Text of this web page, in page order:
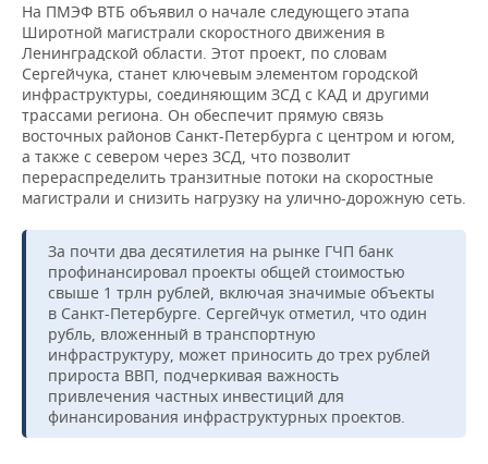
ХОККЕЙ С МЯЧОМ
ПРОИСШЕСТВИЯ
На ПМЭФ ВТБ объявил о начале следующего этапа
Широтной магистрали скоростного движения в
Ленинградской области. Этот проект, по словам
Сергейчука, станет ключевым элементом городской
инфраструктуры, соединяющим ЗСД с КАД и другими
трассами региона. Он обеспечит прямую связь
восточных районов Санкт-Петербурга с центром и югом,
а также с севером через ЗСД, что позволит
перераспределить транзитные потоки на скоростные
магистрали и снизить нагрузку на улично-дорожную сеть.
За почти два десятилетия на рынке ГЧП банк
профинансировал проекты общей стоимостью
свыше 1 трлн рублей, включая значимые объекты
в Санкт-Петербурге. Сергейчук отметил, что один
рубль, вложенный в транспортную
инфраструктуру, может приносить до трех рублей
прироста ВВП, подчеркивая важность
привлечения частных инвестиций для
финансирования инфраструктурных проектов.